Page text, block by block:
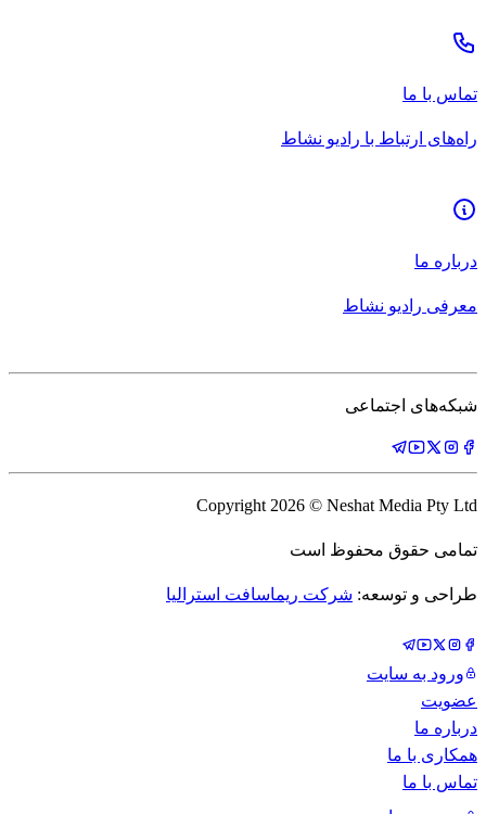
تماس با ما
راه‌های ارتباط با رادیو نشاط
درباره ما
معرفی رادیو نشاط
شبکه‌های اجتماعی
Copyright 2026 © Neshat Media Pty Ltd
تمامی حقوق محفوظ است
طراحی و توسعه: شرکت ریماسافت استرالیا
ورود به سایت
عضویت
درباره ما
همکاری با ما
تماس با ما